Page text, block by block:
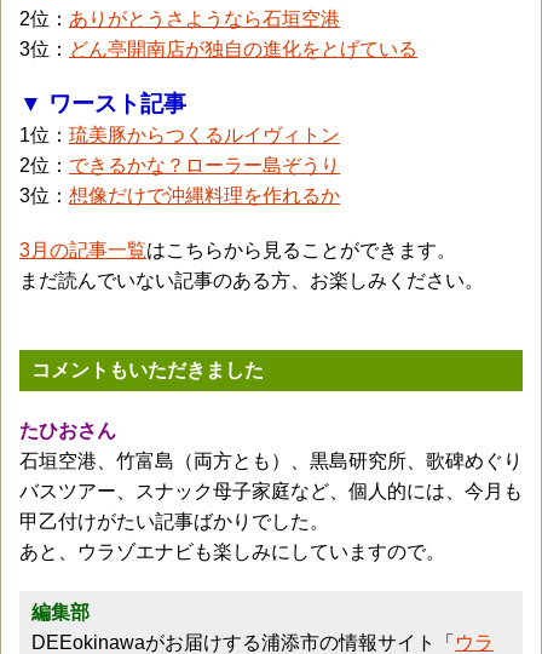
2位： ありがとうさようなら石垣空港
3位： どん亭開南店が独自の進化をとげている
▼ ワースト記事
1位： 琉美豚からつくるルイヴィトン
2位： できるかな？ローラー島ぞうり
3位： 想像だけで沖縄料理を作れるか
3月の記事一覧はこちらから見ることができます。
まだ読んでいない記事のある方、お楽しみください。
コメントもいただきました
たひおさん
石垣空港、竹富島（両方とも）、黒島研究所、歌碑めぐり
バスツアー、スナック母子家庭など、個人的には、今月も
甲乙付けがたい記事ばかりでした。
あと、ウラゾエナビも楽しみにしていますので。
編集部
DEEokinawaがお届けする浦添市の情報サイト「 ウラ